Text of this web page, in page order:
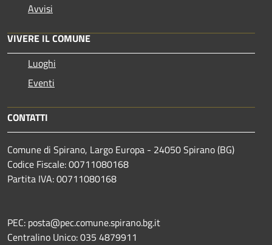
Avvisi
VIVERE IL COMUNE
Luoghi
Eventi
CONTATTI
Comune di Spirano, Largo Europa - 24050 Spirano (BG)
Codice Fiscale: 00711080168
Partita IVA: 00711080168
PEC: posta@pec.comune.spirano.bg.it
Centralino Unico: 035 4879911